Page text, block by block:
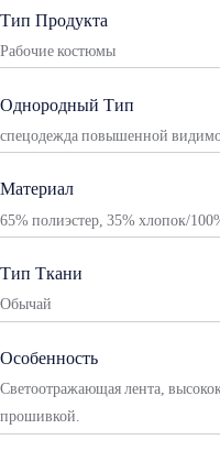
Тип Продукта
Рабочие костюмы
Однородный Тип
спецодежда повышенной
Материал
65% полиэстер, 35% хлопок/
Тип Ткани
Обычай
Особенность
Светоотражающая лента,
прошивкой.